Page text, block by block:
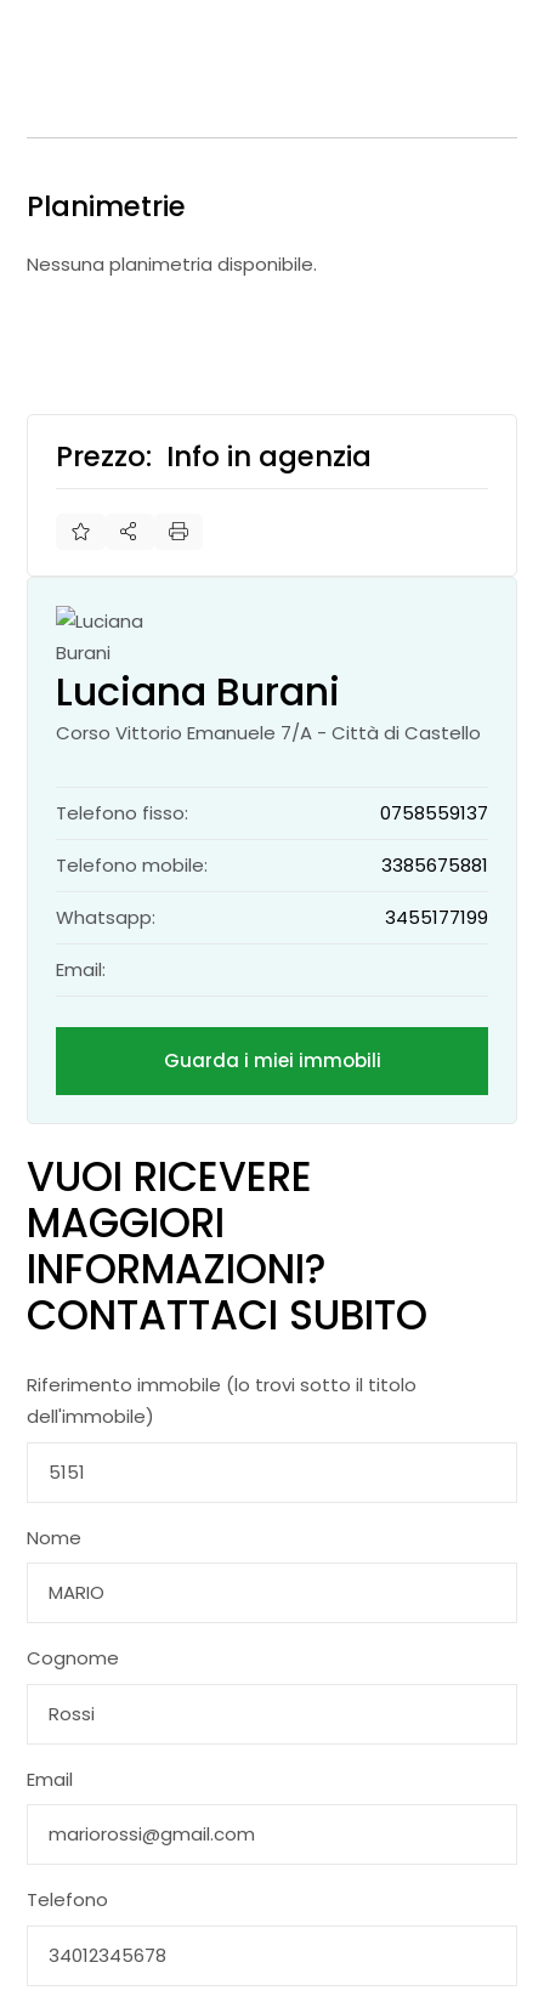
Planimetrie
Nessuna planimetria disponibile.
Prezzo: Info in agenzia
Luciana Burani
Corso Vittorio Emanuele 7/A - Città di Castello
Telefono fisso: 0758559137
Telefono mobile: 3385675881
Whatsapp: 3455177199
Email:
Guarda i miei immobili
VUOI RICEVERE
MAGGIORI
INFORMAZIONI?
CONTATTACI SUBITO
Riferimento immobile (lo trovi sotto il titolo
dell'immobile)
Nome
Cognome
Email
Telefono